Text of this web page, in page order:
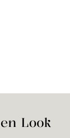
Look